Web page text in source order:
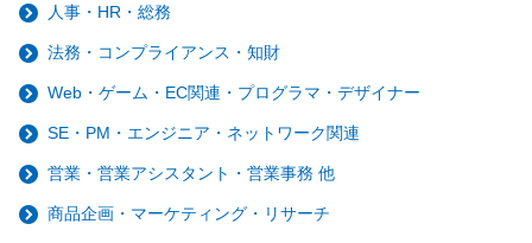
人事・HR・総務
法務・コンプライアンス・知財
Web・ゲーム・EC関連・プログラマ・デザイナー
SE・PM・エンジニア・ネットワーク関連
営業・営業アシスタント・営業事務 他
商品企画・マーケティング・リサーチ